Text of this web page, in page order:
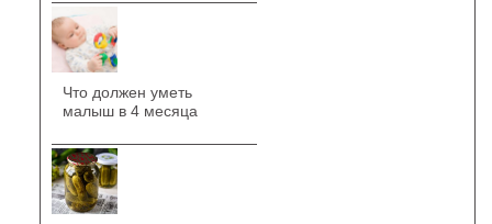
Что должен уметь
малыш в 4 месяца